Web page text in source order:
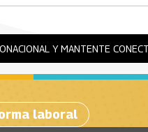
Y MANTENTE
laboral